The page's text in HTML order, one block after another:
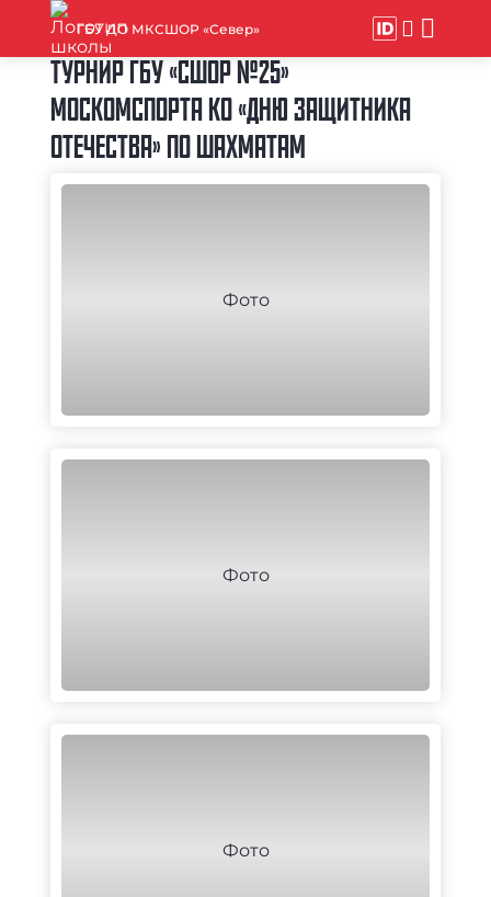
ГБУ ДО МКСШОР «Север»
ТУРНИР ГБУ «СШОР №25»
МОСКОМСПОРТА КО «ДНЮ ЗАЩИТНИКА
ОТЕЧЕСТВА» ПО ШАХМАТАМ